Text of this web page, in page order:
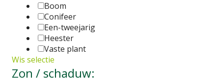
Boom
Conifeer
Een-tweejarig
Heester
Vaste plant
Wis selectie
Zon / schaduw: